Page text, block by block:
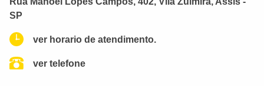
SP
ver horario de atendimento.
ver telefone